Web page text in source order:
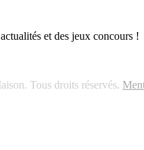
et des jeux concours !
Tous droits réservés.